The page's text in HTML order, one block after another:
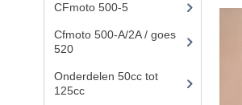
CFmoto 500-5(5)
Cfmoto 500-A/2A / goes
520(347)
Onderdelen 50cc tot
125cc(49)